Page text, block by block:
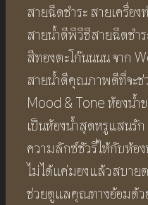
สายฉีดชำระ สายเครื่อง
สายน้ำดีพีวีซีสายฉีดชำ
สีทองตะโก๊นนนน จาก
สายน้ำดีคุณภาพดีที่จะช่
Mood & Tone ห้องน้ำ
เป็นห้องน้ำสุดหรูแสนรั
ความลักซ์ชัวรี่ให้กับห้อง
ไม่ได้แค่มองแล้วสบาย
ช่วยดูแลคุณทางอ้อมด้ว